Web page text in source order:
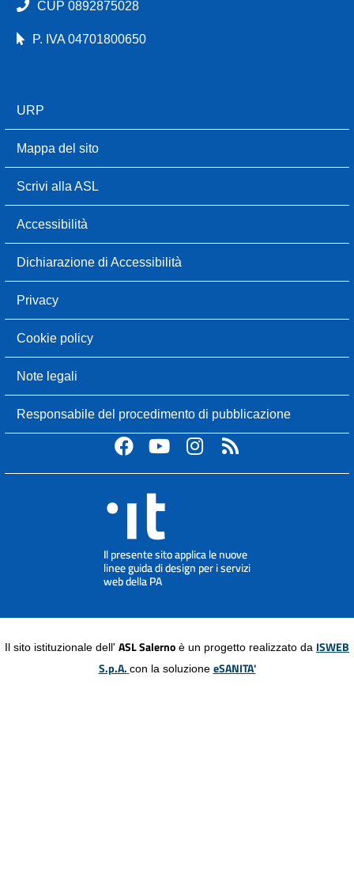
CUP 0892875028
P. IVA 04701800650
URP
Mappa del sito
Scrivi alla ASL
Accessibilità
Dichiarazione di Accessibilità
Privacy
Cookie policy
Note legali
Responsabile del procedimento di pubblicazione
Il sito istituzionale dell' ASL Salerno è un progetto realizzato da ISWEB
S.p.A. con la soluzione eSANITA'